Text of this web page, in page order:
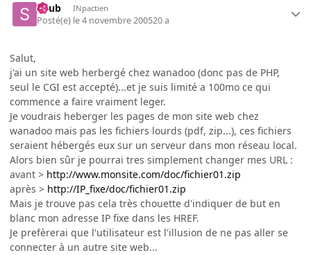
Shub INpactien
Posté(e) le 4 novembre 200520 a
Salut,
j'ai un site web herbergé chez wanadoo (donc pas de PHP,
seul le CGI est accepté)...et je suis limité a 100mo ce qui
commence a faire vraiment leger.
Je voudrais heberger les pages de mon site web chez
wanadoo mais pas les fichiers lourds (pdf, zip...), ces fichiers
seraient hébergés eux sur un serveur dans mon réseau local.
Alors bien sûr je pourrai tres simplement changer mes URL :
avant > http://www.monsite.com/doc/fichier01.zip
après > http://IP_fixe/doc/fichier01.zip
Mais je trouve pas cela très chouette d'indiquer de but en
blanc mon adresse IP fixe dans les HREF.
Je prefèrerai que l'utilisateur est l'illusion de ne pas aller se
connecter à un autre site web...